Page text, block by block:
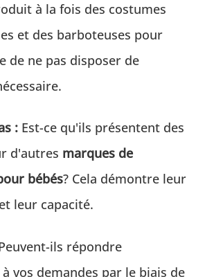
à la fois des costumes
et des barboteuses pour
de ne pas disposer de
: Est-ce qu'ils présentent des
d'autres marques de
bébés? Cela démontre leur
leur capacité.
ils répondre
vos demandes par le biais de